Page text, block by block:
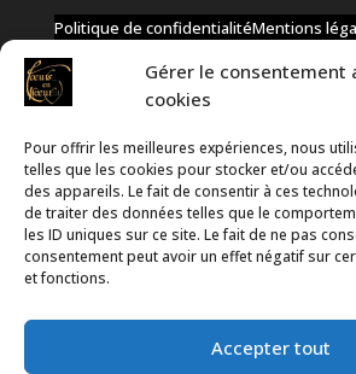
Gérer le consentement
cookies
Pour offrir les meilleures expériences, nous
telles que les cookies pour stocker et/ou
des appareils. Le fait de consentir à ces
de traiter des données telles que le
les ID uniques sur ce site. Le fait de ne pas
consentement peut avoir un effet négatif sur
et fonctions.
Accepter tout
Politique de confidentialitéMentions
✆ +32 477 91 58 46
✉ infos@coeurs-en-choeur.be
Toute proposition de partenariat en